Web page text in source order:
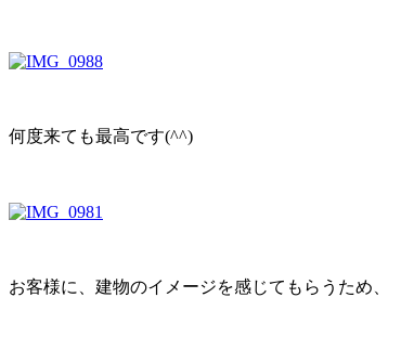
何度来ても最高です(^^)
お客様に、建物のイメージを感じてもらうため、